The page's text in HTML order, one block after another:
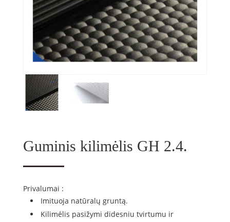
Guminis kilimėlis GH 2.4.
Privalumai :
Imituoja natūralų gruntą.
Kilimėlis pasižymi didesniu tvirtumu ir